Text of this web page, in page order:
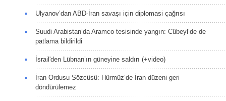
Ulyanov’dan ABD-İran savaşı için diplomasi çağrısı
Suudi Arabistan’da Aramco tesisinde yangın: Cübeyl’de de
patlama bildirildi
İsrail'den Lübnan’ın güneyine saldırı (+video)
İran Ordusu Sözcüsü: Hürmüz’de İran düzeni geri
döndürülemez